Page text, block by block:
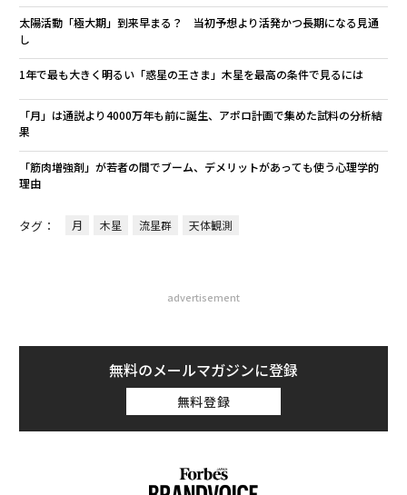
太陽活動「極大期」到来早まる？ 当初予想より活発かつ長期になる見通
し
1年で最も大きく明るい「惑星の王さま」木星を最高の条件で見るには
「月」は通説より4000万年も前に誕生、アポロ計画で集めた試料の分析結
果
「筋肉増強剤」が若者の間でブーム、デメリットがあっても使う心理学的
理由
タグ： 月 木星 流星群 天体観測
advertisement
無料のメールマガジンに登録
無料登録